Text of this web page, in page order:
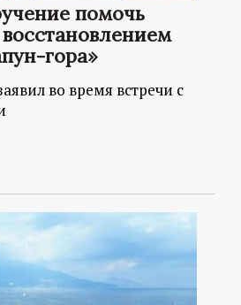
помочь
гора»
во время встречи с